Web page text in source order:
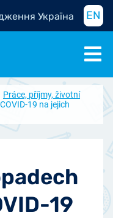
Україна EN
Práce, příjmy, životní
19 na jejich
19